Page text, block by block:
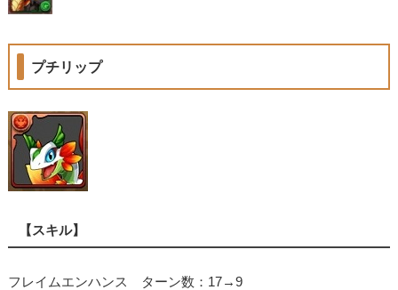
プチリップ
【スキル】
フレイムエンハンス ターン数：17→9